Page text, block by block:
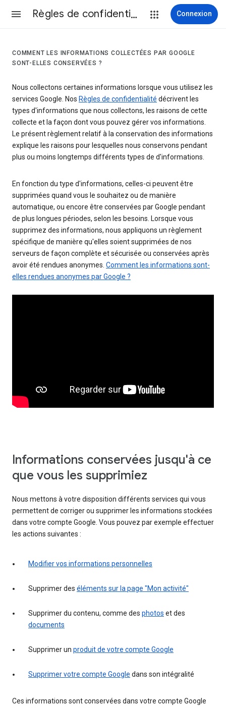
Règles de confidentialité et conditions d’utilisation Connexion
COMMENT LES INFORMATIONS COLLECTÉES PAR GOOGLE
SONT-ELLES CONSERVÉES ?
Nous collectons certaines informations lorsque vous utilisez les
services Google. Nos Règles de confidentialité décrivent les
types d'informations que nous collectons, les raisons de cette
collecte et la façon dont vous pouvez gérer vos informations.
Le présent règlement relatif à la conservation des informations
explique les raisons pour lesquelles nous conservons pendant
plus ou moins longtemps différents types de d'informations.
En fonction du type d'informations, celles-ci peuvent être
supprimées quand vous le souhaitez ou de manière
automatique, ou encore être conservées par Google pendant
de plus longues périodes, selon les besoins. Lorsque vous
supprimez des informations, nous appliquons un règlement
spécifique de manière qu'elles soient supprimées de nos
serveurs de façon complète et sécurisée ou conservées après
avoir été rendues anonymes. Comment les informations sont-
elles rendues anonymes par Google ?
Informations conservées jusqu'à ce
que vous les supprimiez
Nous mettons à votre disposition différents services qui vous
permettent de corriger ou supprimer les informations stockées
dans votre compte Google. Vous pouvez par exemple effectuer
les actions suivantes :
Modifier vos informations personnelles
Supprimer des éléments sur la page "Mon activité"
Supprimer du contenu, comme des photos et des
documents
Supprimer un produit de votre compte Google
Supprimer votre compte Google dans son intégralité
Ces informations sont conservées dans votre compte Google